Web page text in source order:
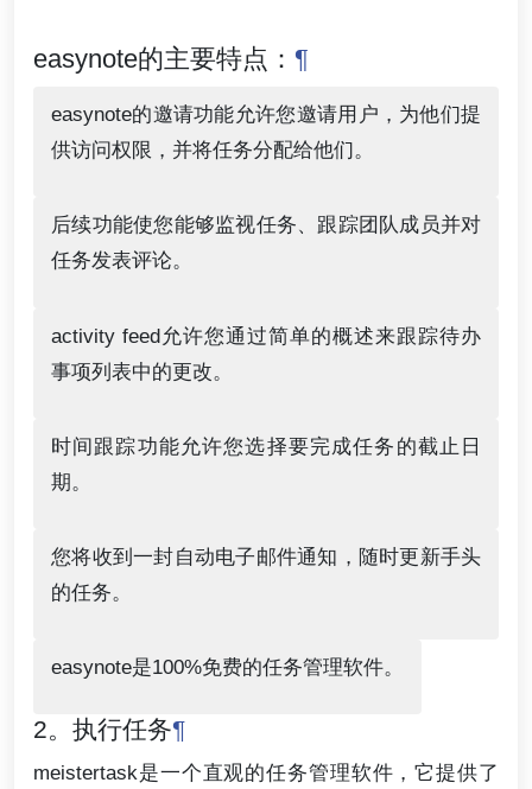
easynote的主要特点： ¶
easynote的邀请功能允许您邀请用户，为他们提
供访问权限，并将任务分配给他们。
后续功能使您能够监视任务、跟踪团队成员并对
任务发表评论。
activity feed允许您通过简单的概述来跟踪待办
事项列表中的更改。
时间跟踪功能允许您选择要完成任务的截止日
期。
您将收到一封自动电子邮件通知，随时更新手头
的任务。
easynote是100%免费的任务管理软件。
2。执行任务¶
meistertask是一个直观的任务管理软件，它提供了